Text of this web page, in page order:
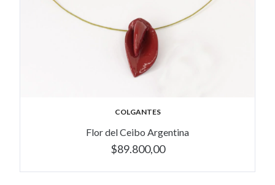
COLGANTES
Flor del Ceibo Argentina
$89.800,00